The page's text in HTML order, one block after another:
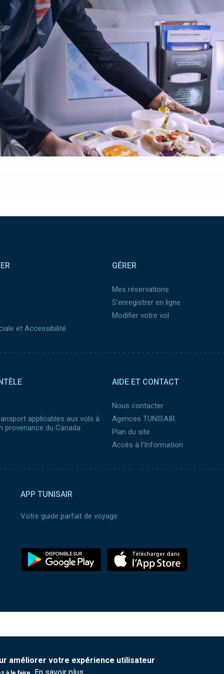
et Accessibilité
GÉRER
Mes réservations
S'enregistrer en ligne
Modifier votre vol
applicables aux vols à
provenance du Canada
AIDE ET CONTACT
Nous contacter
Agences TUNISAIR
Plan du site
Accès à l’Information
APP TUNISAIR
Votre guide parfait de voyage
améliorer votre expérience utilisateur